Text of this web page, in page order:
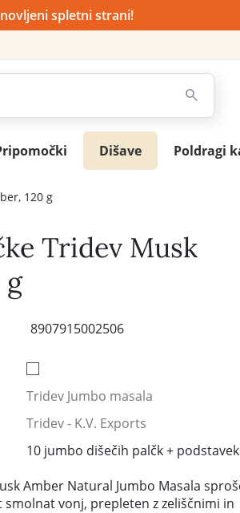
spletni strani!
Dišave Poldragi
120 g
Tridev Musk
g
8907915002506
Tridev Jumbo masala
Tridev - K.V. Exports
10 jumbo dišečih palčk + podstavek
Amber Natural Jumbo Masala
vonj, prepleten z zeliščnimi in